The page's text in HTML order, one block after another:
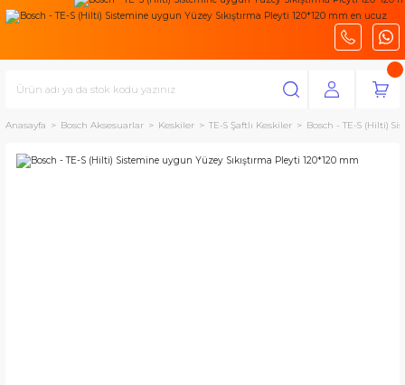
Anasayfa Bosch Aksesuarlar Keskiler TE-S Şaftlı Keskiler Bosch - TE-S (Hilti)